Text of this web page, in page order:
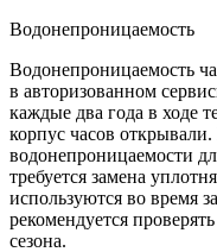
Водонепроницаемость
Водонепроницаемость
в авторизованном
каждые два года в ходе
корпус часов
водонепроницаемости
требуется замена
используются во время
рекомендуется
сезона.